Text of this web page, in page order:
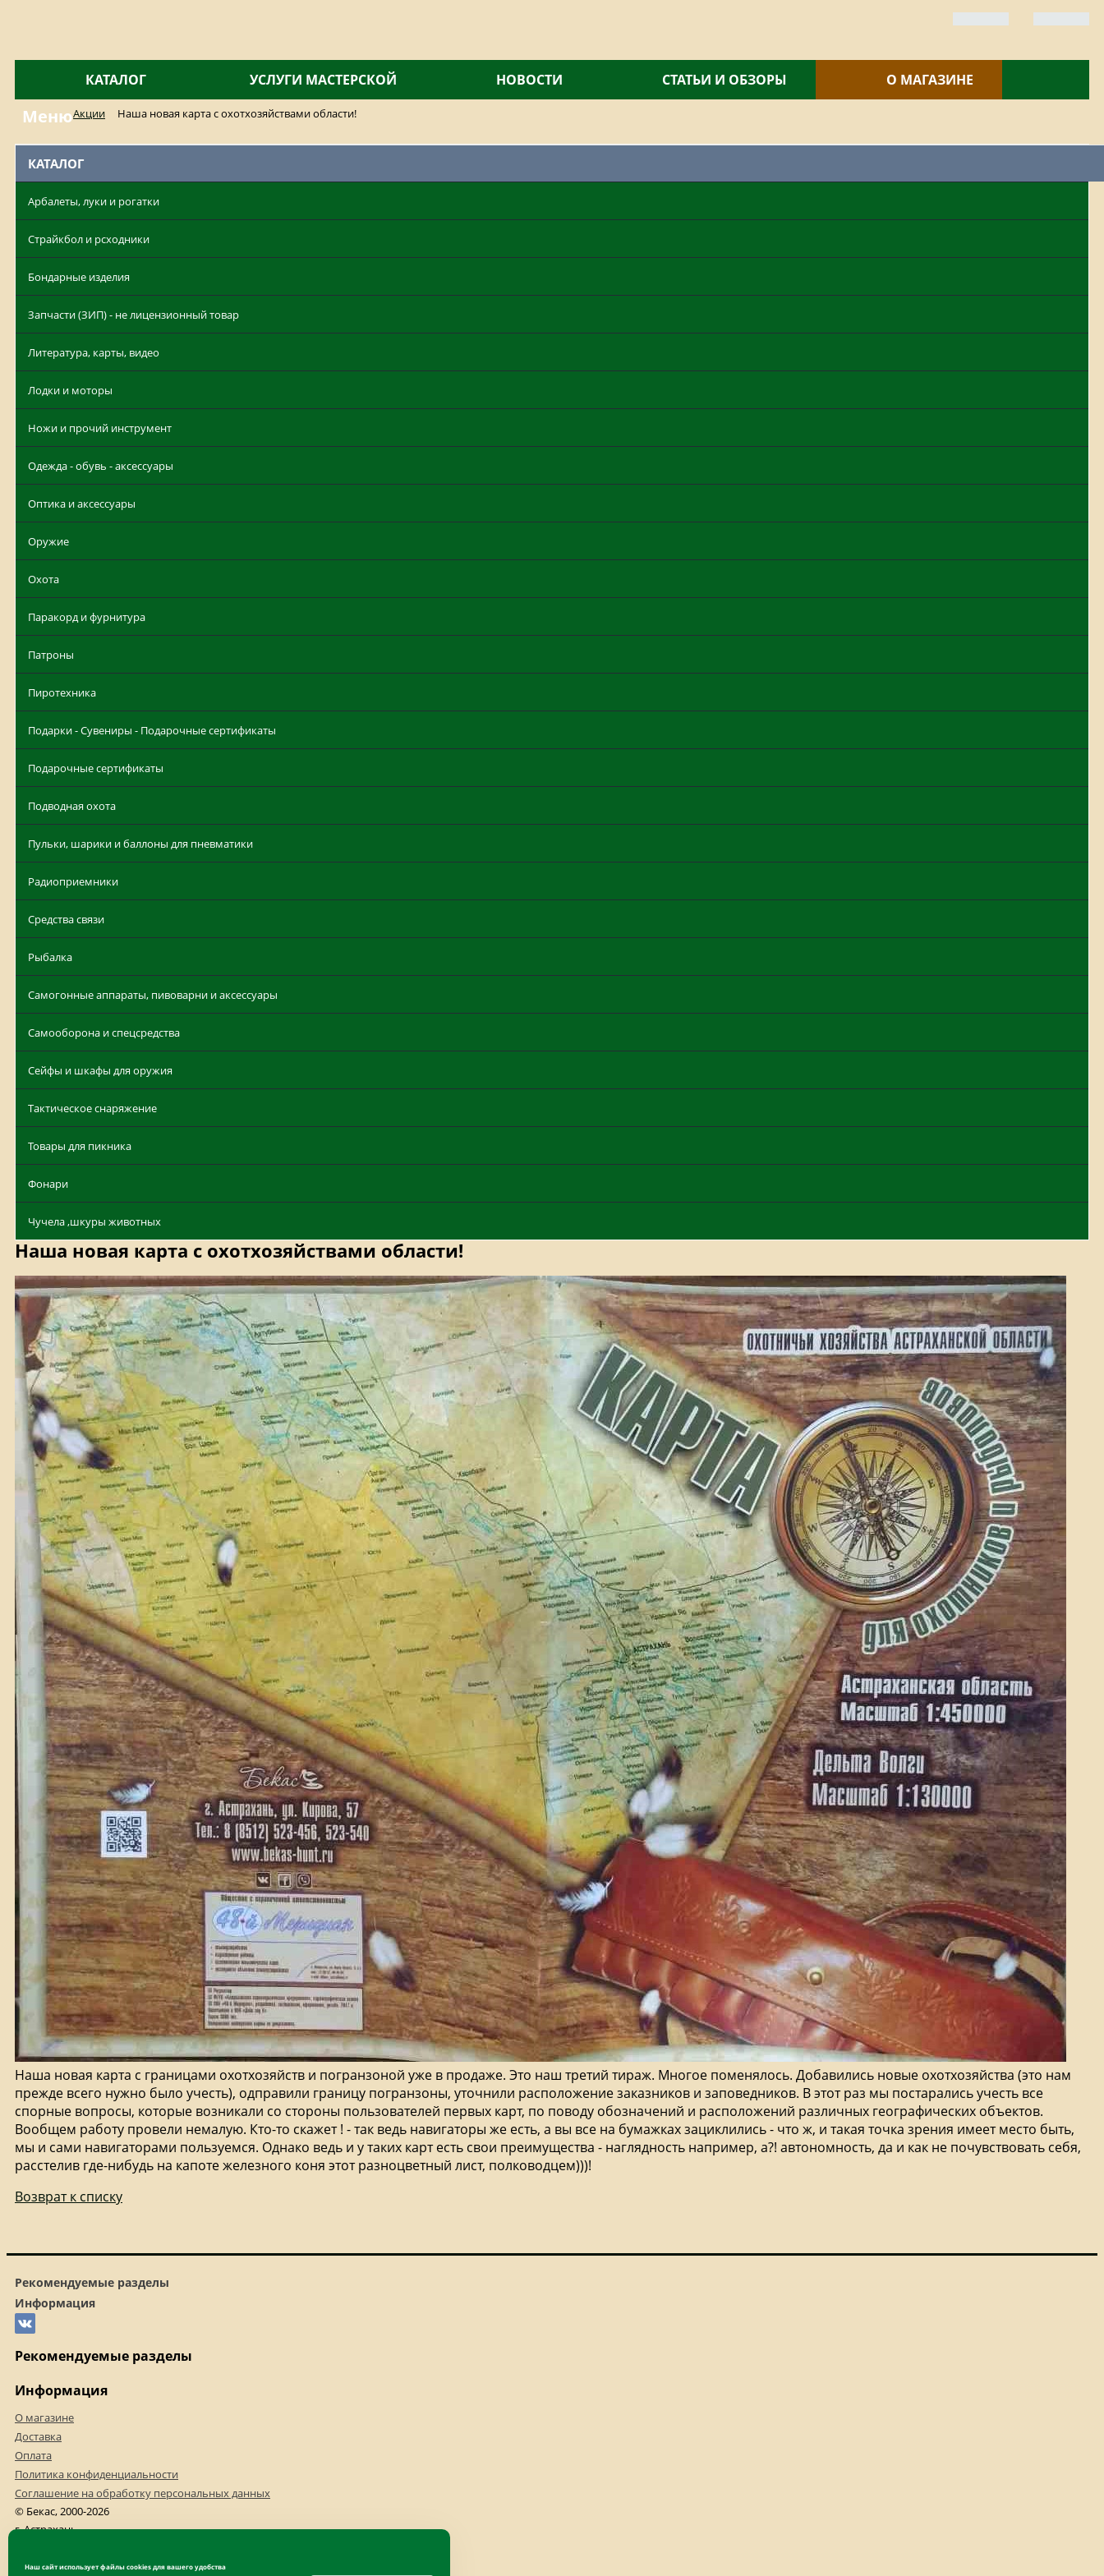
КАТАЛОГ УСЛУГИ МАСТЕРСКОЙ НОВОСТИ СТАТЬИ И ОБЗОРЫ О МАГАЗИНЕ
МенюАкции Наша новая карта с охотхозяйствами области!
КАТАЛОГ
Арбалеты, луки и рогатки
Страйкбол и рсходники
Бондарные изделия
Запчасти (ЗИП) - не лицензионный товар
Литература, карты, видео
Лодки и моторы
Ножи и прочий инструмент
Одежда - обувь - аксессуары
Оптика и аксессуары
Оружие
Охота
Паракорд и фурнитура
Патроны
Пиротехника
Подарки - Сувениры - Подарочные сертификаты
Подарочные сертификаты
Подводная охота
Пульки, шарики и баллоны для пневматики
Радиоприемники
Средства связи
Рыбалка
Самогонные аппараты, пивоварни и аксессуары
Самооборона и спецсредства
Сейфы и шкафы для оружия
Тактическое снаряжение
Товары для пикника
Фонари
Чучела ,шкуры животных
Наша новая карта с охотхозяйствами области!
Наша новая карта с границами охотхозяйств и погранзоной уже в продаже. Это наш третий тираж. Многое поменялось. Добавились новые охотхозяйства (это нам
прежде всего нужно было учесть), одправили границу погранзоны, уточнили расположение заказников и заповедников. В этот раз мы постарались учесть все
спорные вопросы, которые возникали со стороны пользователей первых карт, по поводу обозначений и расположений различных географических объектов.
Вообщем работу провели немалую. Кто-то скажет ! - так ведь навигаторы же есть, а вы все на бумажках зациклились - что ж, и такая точка зрения имеет место быть,
мы и сами навигаторами пользуемся. Однако ведь и у таких карт есть свои преимущества - наглядность например, а?! автономность, да и как не почувствовать себя,
расстелив где-нибудь на капоте железного коня этот разноцветный лист, полководцем)))!
Возврат к списку
Рекомендуемые разделы
Информация
Рекомендуемые разделы
Информация
О магазине
Доставка
Оплата
Политика конфиденциальности
Соглашение на обработку персональных данных
© Бекас, 2000-2026
г. Астрахань
+7(8512)523-456
Наш сайт использует файлы cookies для вашего удобства